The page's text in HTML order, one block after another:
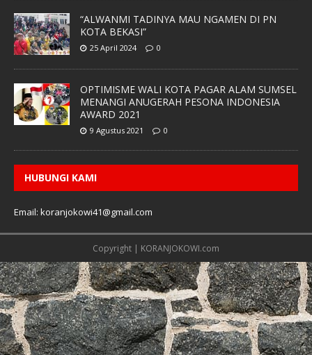
“ALWANMI TADINYA MAU NGAMEN DI PN
KOTA BEKASI”
25 April 2024 0
OPTIMISME WALI KOTA PAGAR ALAM SUMSEL
MENANGI ANUGERAH PESONA INDONESIA
AWARD 2021
9 Agustus 2021 0
HUBUNGI KAMI
Email: koranjokowi41@gmail.com
Copyright | KORANJOKOWI.com